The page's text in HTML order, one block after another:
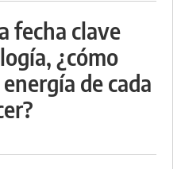
fecha clave
¿cómo
de cada